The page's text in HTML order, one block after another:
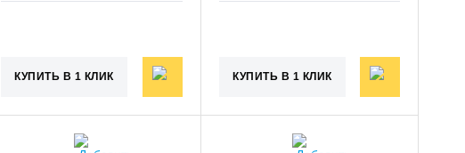
КУПИТЬ В 1 КЛИК КУПИТЬ В 1 КЛИК